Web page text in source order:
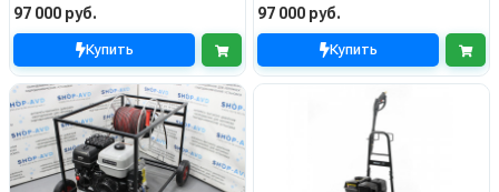
97 000 руб.
Купить
97 000 руб.
Купить